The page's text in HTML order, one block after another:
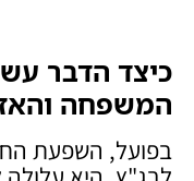
כיצד הדבר
המשפחה
בפועל, השפעת